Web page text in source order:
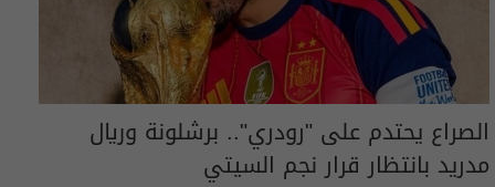
الصراع يحتدم على "رودري".. برشلونة وريال
مدريد بانتظار قرار نجم السيتي